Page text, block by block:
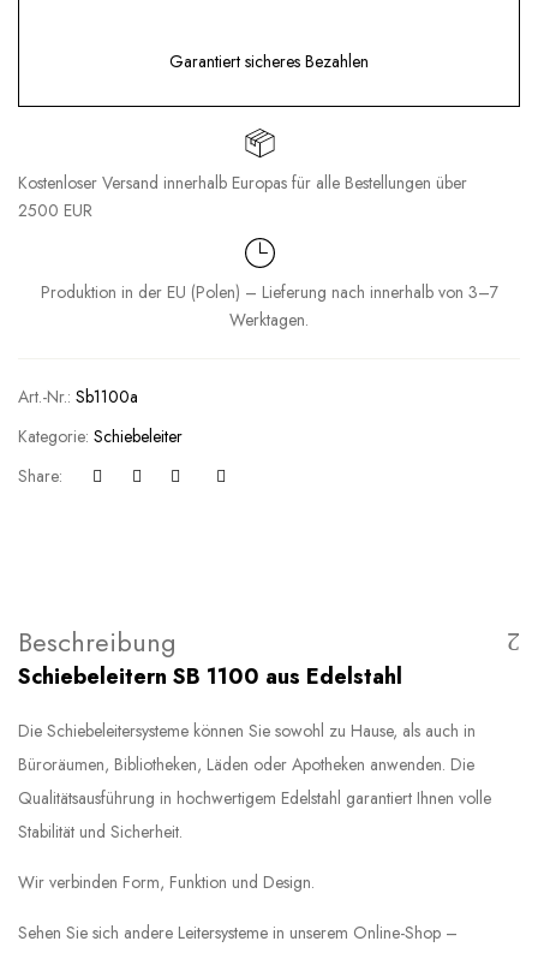
Garantiert sicheres Bezahlen
Kostenloser Versand innerhalb Europas für alle Bestellungen über
2500 EUR
Produktion in der EU (Polen) – Lieferung nach innerhalb von 3–7
Werktagen.
Art.-Nr.: Sb1100a
Kategorie: Schiebeleiter
Share:
Beschreibung
Schiebeleitern SB 1100 aus Edelstahl
Die Schiebeleitersysteme können Sie sowohl zu Hause, als auch in
Büroräumen, Bibliotheken, Läden oder Apotheken anwenden. Die
Qualitätsausführung in hochwertigem Edelstahl garantiert Ihnen volle
Stabilität und Sicherheit.
Wir verbinden Form, Funktion und Design.
Sehen Sie sich andere Leitersysteme in unserem Online-Shop –